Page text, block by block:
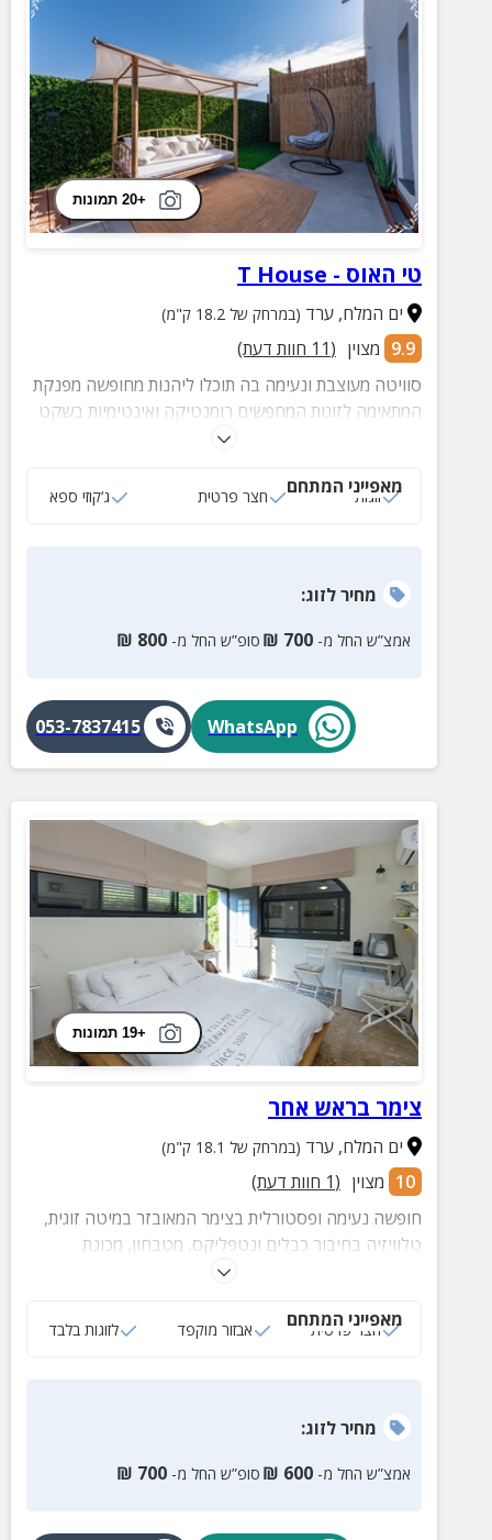
+20 תמונות
טי האוס - T House
ים המלח,ערד (במרחק של 18.2 ק"מ)
9.9 מצוין (
11 חוות דעת)
סוויטה מעוצבת ונעימה בה תוכלו ליהנות מחופשה מפנקת
המתאימה לזוגות המחפשים רומנטיקה ואינטימיות בשקט
מאפייני המתחם
זוגות חצר פרטית ג‘קוזי ספא
מחירלזוג:
אמצ”ש החל מ- 700
₪ סופ”ש החל מ- 800
₪
WhatsApp
053-7837415
+19 תמונות
צימר בראש אחר
ים המלח,ערד (במרחק של 18.1 ק"מ)
10 מצוין (
1 חוות דעת)
חופשה נעימה ופסטורלית בצימר המאובזר במיטה זוגית,
טלוויזיה בחיבור כבלים ונטפליקס, מטבחון, מכונת
אספרסו, חדר רחצה עם אמבטיה, מגבות ותחליבים וחצר
מאפייני המתחם
חצר פרטית אבזור מוקפד לזוגות בלבד
מחירלזוג:
אמצ”ש החל מ- 600
₪ סופ”ש החל מ- 700
₪